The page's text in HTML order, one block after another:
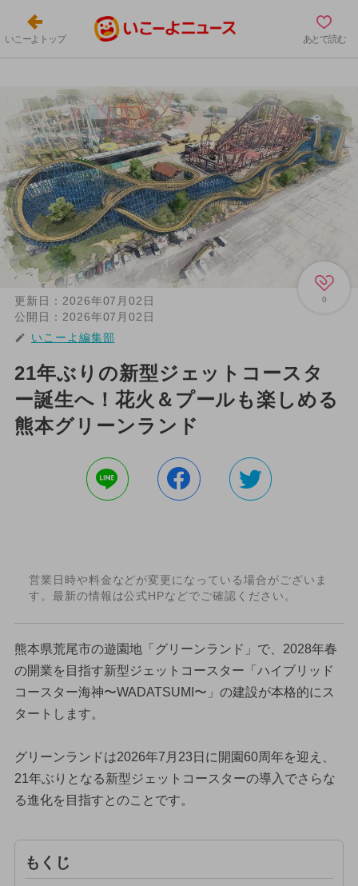
いこーよトップ あとで読む
0
更新日： 2026年07月02日
公開日： 2026年07月02日
いこーよ編集部
21年ぶりの新型ジェットコースタ
ー誕生へ！花火＆プールも楽しめる
熊本グリーンランド
営業日時や料金などが変更になっている場合がございま
す。最新の情報は公式HPなどでご確認ください。
熊本県荒尾市の遊園地「グリーンランド」で、2028年春
の開業を目指す新型ジェットコースター「ハイブリッド
コースター海神〜WADATSUMI〜」の建設が本格的にス
タートします。
グリーンランドは2026年7月23日に開園60周年を迎え、
21年ぶりとなる新型ジェットコースターの導入でさらな
る進化を目指すとのことです。
もくじ